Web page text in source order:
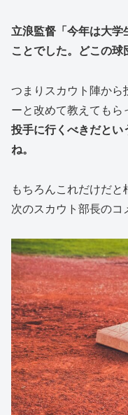
立浪監督「今年は大学
ことでした。どこの球
つまりスカウト陣から
ーと改めて教えても
投手に行くべきだとい
ね。
もちろんこれだけだ
次のスカウト部長のコ